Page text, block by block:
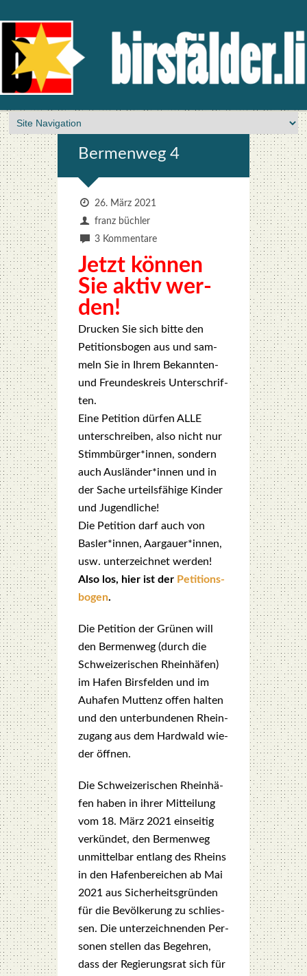
Ber­men­weg 4
26. März 2021
franz büchler
3 Kommentare
Jetzt kön­nen
Sie aktiv wer­
den!
Dru­cken Sie sich bit­te den
Peti­ti­ons­bo­gen aus und sam­
meln Sie in Ihrem Bekann­ten-
und Freun­des­kreis Unter­schrif­
ten.
Eine Peti­ti­on dür­fen ALLE
unter­schrei­ben, also nicht nur
Stimmbürger*innen, son­dern
auch Ausländer*innen und in
der Sache urteils­fä­hi­ge Kin­der
und Jugend­li­che!
Die Peti­ti­on darf auch von
Basler*innen, Aargauer*innen,
usw. unter­zeich­net wer­den!
Also los, hier ist der Peti­ti­ons­
bo­gen.
Die Peti­ti­on der Grü­nen will
den Ber­men­weg (durch die
Schwei­ze­ri­schen Rhein­hä­fen)
im Hafen Birs­fel­den und im
Auha­fen Mut­tenz offen hal­ten
und den unter­bun­de­nen Rhein­
zu­gang aus dem Hard­wald wie­
der öff­nen.
Die Schwei­ze­ri­schen Rhein­hä­
fen haben in ihrer Mit­tei­lung
vom 18. März 2021 ein­sei­tig
verkündet, den Ber­men­weg
unmit­tel­bar ent­lang des Rheins
in den Hafen­be­rei­chen ab Mai
2021 aus Sicherheitsgründen
für die Bevöl­ke­rung zu schlies­
sen. Die unter­zeich­nen­den Per­
so­nen stel­len das Begeh­ren,
dass der Regie­rungs­rat sich für